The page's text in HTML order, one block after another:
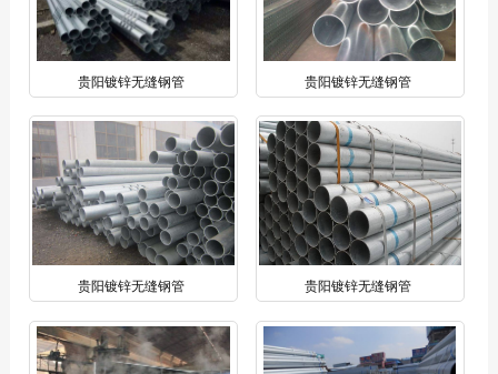
贵阳镀锌无缝钢管 贵阳镀锌无缝钢管
贵阳镀锌无缝钢管 贵阳镀锌无缝钢管